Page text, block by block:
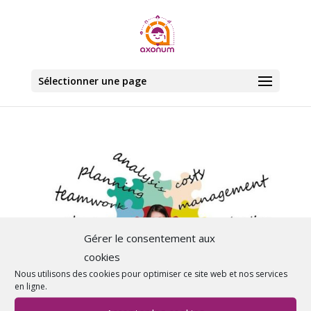
Gérer le consentement aux
cookies
Nous utilisons des cookies pour optimiser ce site web et nos services
en ligne.
Sélectionner une page